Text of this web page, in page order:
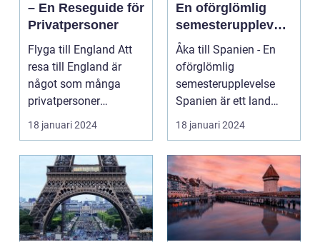
– En Reseguide för
Privatpersoner
Flyga till England Att
resa till England är
något som många
privatpersoner
drömmer om. Landet
har e...
18 januari 2024
En oförglömlig
semesterupplevels
e
Åka till Spanien - En
oförglömlig
semesterupplevelse
Spanien är ett land
som lockar miljontals
männ...
18 januari 2024